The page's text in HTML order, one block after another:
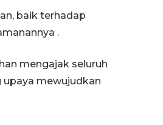
baik terhadap
.
mengajak seluruh
mewujudkan